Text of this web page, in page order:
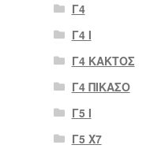
Γ4
Γ4 Ι
Γ4 ΚΑΚΤΟΣ
Γ4 ΠΙΚΑΣΟ
Γ5 Ι
Γ5 Χ7